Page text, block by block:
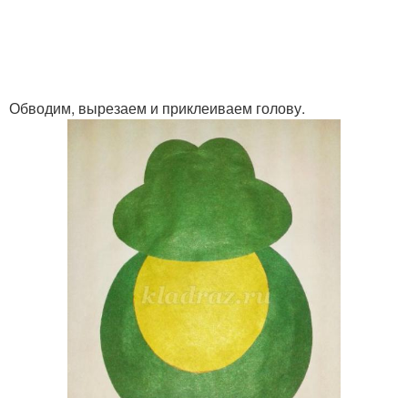
Обводим, вырезаем и приклеиваем голову.